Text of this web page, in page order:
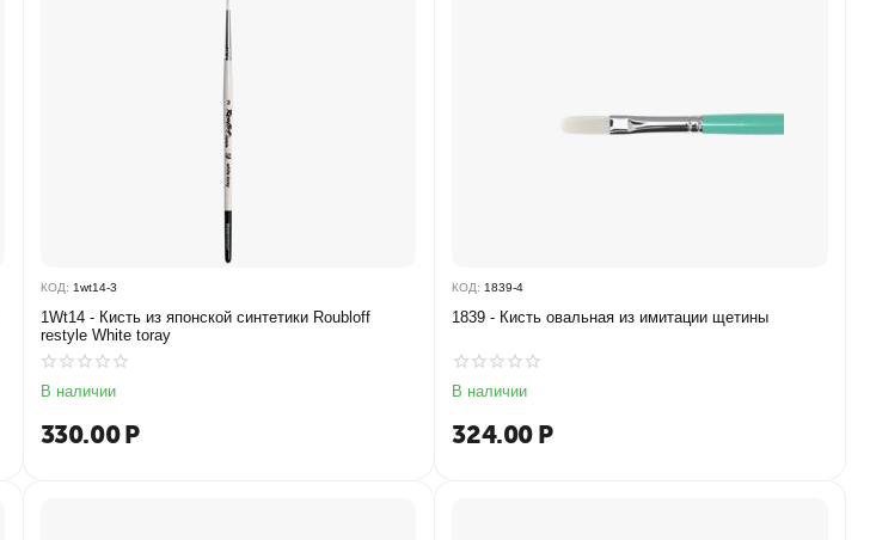
КОД: 1wt14-3
1Wt14 - Кисть из японской синтетики Roubloff
restyle White toray
В наличии
330.00Р
КОД: 1839-4
1839 - Кисть овальная из имитации щетины
В наличии
324.00 Р